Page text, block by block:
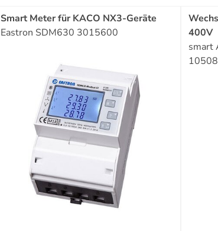
Smart Meter für KACO NX3-Geräte
Eastron SDM630 3015600
400V
smart